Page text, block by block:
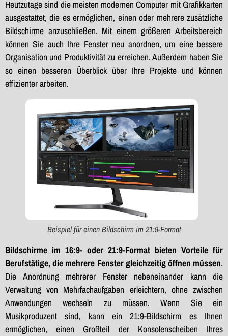
Heutzutage sind die meisten modernen Computer mit Grafikkarten
ausgestattet, die es ermöglichen, einen oder mehrere zusätzliche
Bildschirme anzuschließen. Mit einem größeren Arbeitsbereich
können Sie auch Ihre Fenster neu anordnen, um eine bessere
Organisation und Produktivität zu erreichen. Außerdem haben Sie
so einen besseren Überblick über Ihre Projekte und können
effizienter arbeiten.
Beispiel für einen Bildschirm im 21:9-Format
Bildschirme im 16:9- oder 21:9-Format bieten Vorteile für
Berufstätige, die mehrere Fenster gleichzeitig öffnen müssen.
Die Anordnung mehrerer Fenster nebeneinander kann die
Verwaltung von Mehrfachaufgaben erleichtern, ohne zwischen
Anwendungen wechseln zu müssen. Wenn Sie ein
Musikproduzent sind, kann ein 21:9-Bildschirm es Ihnen
ermöglichen, einen Großteil der Konsolenscheiben Ihres